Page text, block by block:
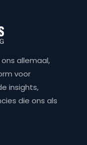
allemaal,
voor
insights,
die ons als